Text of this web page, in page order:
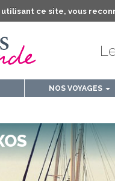
utilisant ce site, vous
NOS VOYAGES